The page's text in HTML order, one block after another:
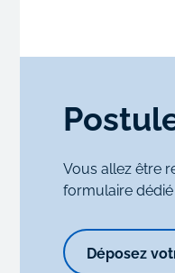
Vous allez être
formulaire
Déposez